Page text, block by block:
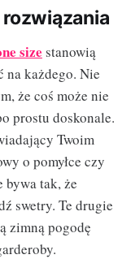
size stanowią
na każdego. Nie
że coś może nie
prostu doskonale.
Twoim
o pomyłce czy
tak, że
swetry. Te drugie
zimną pogodę